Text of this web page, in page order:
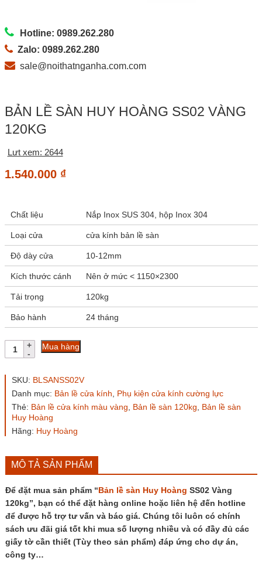
Hotline: 0989.262.280
Zalo: 0989.262.280
sale@noithatnganha.com.com
BẢN LỀ SÀN HUY HOÀNG SS02 VÀNG
120KG
Lưt xem: 2644
1.540.000 ₫
Chất liệu Nắp Inox SUS 304, hộp Inox 304
Loại cửa cửa kính bản lề sàn
Độ dày cửa 10-12mm
Kích thước cánh Nên ở mức < 1150×2300
Tải trọng 120kg
Bảo hành 24 tháng
Bản
lề
Huy
SS02
Vàng
120kg
số
Mua hàng
SKU: BLSANSS02V
Danh mục: Bản lề cửa kính
Phụ kiện cửa kính cường lực
Thẻ: Bản lề cửa kính màu vàng Bản lề sàn 120kg
Bản lề sàn
Huy Hoàng
Hãng: Huy Hoàng
MÔ TẢ SẢN PHẨM
Để đặt mua sản phẩm “Bản lề sàn Huy Hoàng SS02 Vàng
120kg”, bạn có thể đặt hàng online hoặc liên hệ đến hotline
để được hỗ trợ tư vấn và báo giá. Chúng tôi luôn có chính
sách ưu đãi giá tốt khi mua số lượng nhiều và có đầy đủ các
giấy tờ cần thiết (Tùy theo sản phẩm) đáp ứng cho dự án,
công ty…